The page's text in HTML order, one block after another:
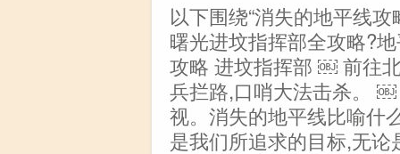
以下围绕“消失的地平线
曙光进坟指挥部全攻略?
攻略 进坟指挥部 ￼ 前往
兵拦路,口哨大法击杀。
视。消失的地平线比喻什
是我们所追求的目标,无